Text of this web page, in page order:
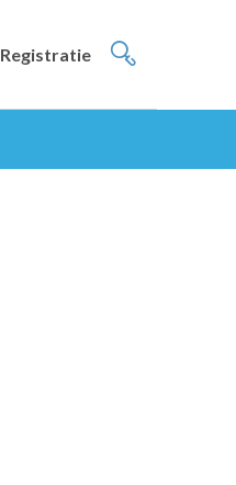
Registratie